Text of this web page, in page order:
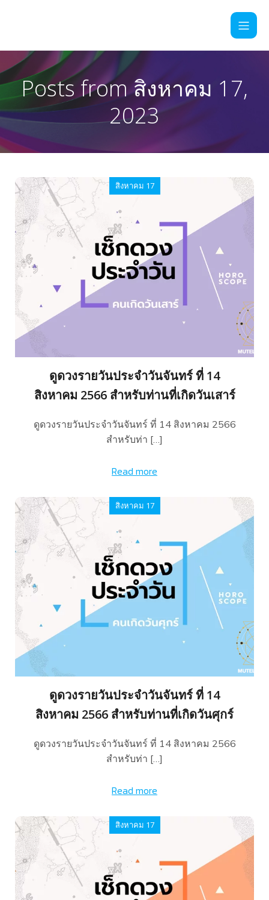
Posts from สิงหาคม 17,
2023
สิงหาคม 17
ดูดวงรายวันประจำวันจันทร์ ที่ 14
สิงหาคม 2566 สำหรับท่านที่เกิดวันเสาร์
ดูดวงรายวันประจำวันจันทร์ ที่ 14 สิงหาคม 2566
สำหรับท่า […]
Read more
สิงหาคม 17
ดูดวงรายวันประจำวันจันทร์ ที่ 14
สิงหาคม 2566 สำหรับท่านที่เกิดวันศุกร์
ดูดวงรายวันประจำวันจันทร์ ที่ 14 สิงหาคม 2566
สำหรับท่า […]
Read more
สิงหาคม 17